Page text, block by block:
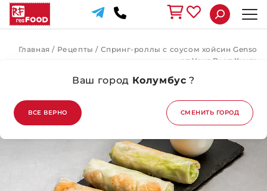
Ваш город Колумбус ?
ВСЕ ВЕРНО СМЕНИТЬ ГОРОД
Главная / Рецепты / Спринг-роллы с соусом хойсин Genso
от Уонг Вьет Хунга
ВЕРНУТЬСЯ НАЗАД